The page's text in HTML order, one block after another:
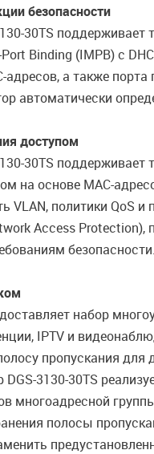
безопасности
30TS поддерживает
Binding (IMPB) с
адресов, а также
автоматически
доступом
30TS поддерживает
на основе MAC-
VLAN, политики QoS
Access
безопасности.
набор
IPTV и
пропускания
3130-30TS
многоадресной
полосы